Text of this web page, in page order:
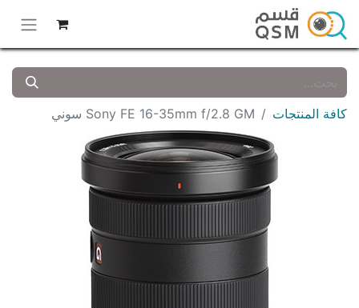
كافة المنتجات Sony FE 16-35mm f/2.8 GM سوني